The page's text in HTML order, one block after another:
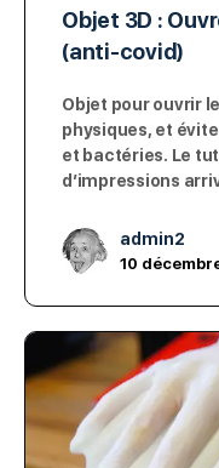
Objet 3D :
(anti-covid)
Objet pour ouvrir
physiques, et
et bactéries. Le
d’impressions
admin2
10